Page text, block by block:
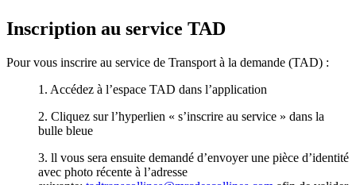
Inscription au service TAD
Pour vous inscrire au service de Transport à la demande (TAD) :
1. Accédez à l’espace TAD dans l’application
2. Cliquez sur l’hyperlien « s’inscrire au service » dans la
bulle bleue
3. ll vous sera ensuite demandé d’envoyer une pièce d’identité
avec photo récente à l’adresse